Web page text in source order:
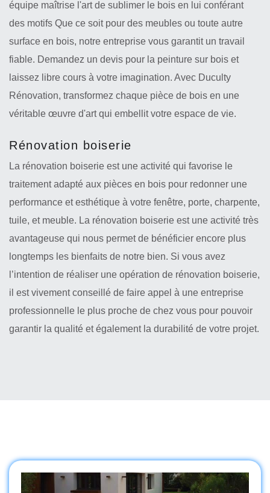
équipe maîtrise l'art de sublimer le bois en lui conférant
des motifs Que ce soit pour des meubles ou toute autre
surface en bois, notre entreprise vous garantit un travail
fiable. Demandez un devis pour la peinture sur bois et
laissez libre cours à votre imagination. Avec Duculty
Rénovation, transformez chaque pièce de bois en une
véritable œuvre d'art qui embellit votre espace de vie.
Rénovation boiserie
La rénovation boiserie est une activité qui favorise le
traitement adapté aux pièces en bois pour redonner une
performance et esthétique à votre fenêtre, porte, charpente,
tuile, et meuble. La rénovation boiserie est une activité très
avantageuse qui nous permet de bénéficier encore plus
longtemps les bienfaits de notre bien. Si vous avez
l’intention de réaliser une opération de rénovation boiserie,
il est vivement conseillé de faire appel à une entreprise
professionnelle le plus proche de chez vous pour pouvoir
garantir la qualité et également la durabilité de votre projet.